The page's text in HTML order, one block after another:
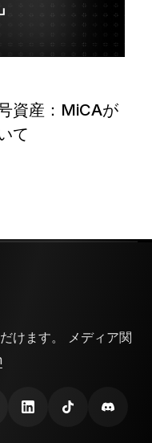
資産：MiCAが
て
けます。 メディア関